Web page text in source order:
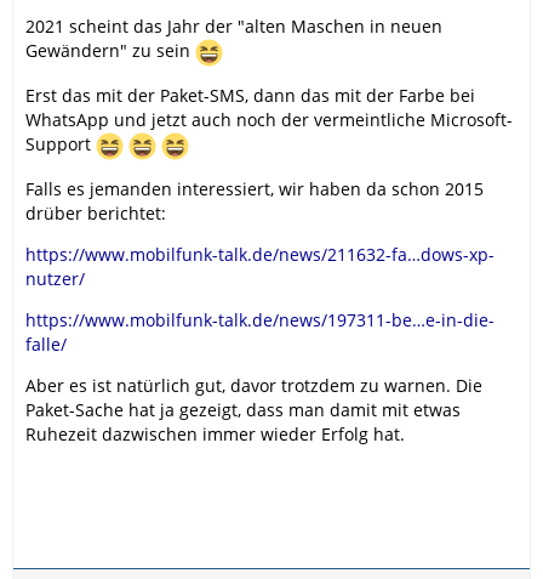
2021 scheint das Jahr der "alten Maschen in neuen
Gewändern" zu sein
Erst das mit der Paket-SMS, dann das mit der Farbe bei
WhatsApp und jetzt auch noch der vermeintliche Microsoft-
Support
Falls es jemanden interessiert, wir haben da schon 2015
drüber berichtet:
https://www.mobilfunk-talk.de/news/211632-fa…dows-xp-
nutzer/
https://www.mobilfunk-talk.de/news/197311-be…e-in-die-
falle/
Aber es ist natürlich gut, davor trotzdem zu warnen. Die
Paket-Sache hat ja gezeigt, dass man damit mit etwas
Ruhezeit dazwischen immer wieder Erfolg hat.